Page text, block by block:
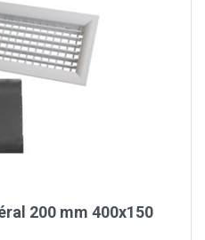
200 mm 400x150